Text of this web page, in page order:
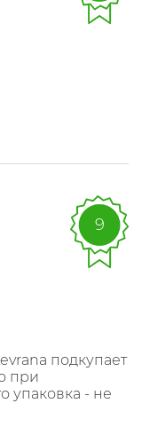
подкупает
при
упаковка - не
9